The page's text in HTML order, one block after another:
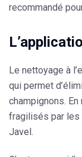
recommandé
Le nettoyage à
qui permet
champignons.
fragilisés par les
Javel.